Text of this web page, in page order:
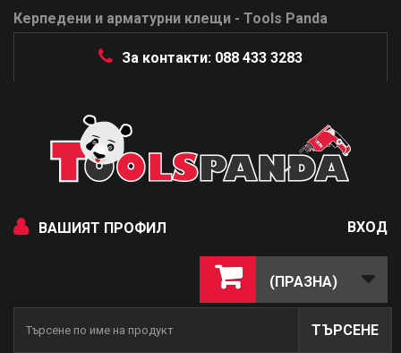
Керпедени и арматурни клещи - Tools Panda
За контакти: 088 433 3283
ВАШИЯТ ПРОФИЛ ВХОД
(ПРАЗНА)
ТЪРСЕНЕ